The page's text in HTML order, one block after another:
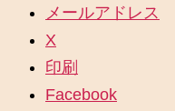
メールアドレス
X
印刷
Facebook